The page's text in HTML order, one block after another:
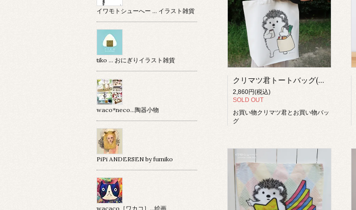
クリマツ君トートバッグ(買い物)【イワモトシューヘー】
2,860円(税込)
SOLD OUT
お買い物クリマツ君とお買い物バッ
グ
イワモトシューへー … イラスト雑貨
tiko … おにぎりイラスト雑貨
waco*neco...陶器小物
PiPi ANDERSEN by fumiko
wacaco［ワカコ］…絵画